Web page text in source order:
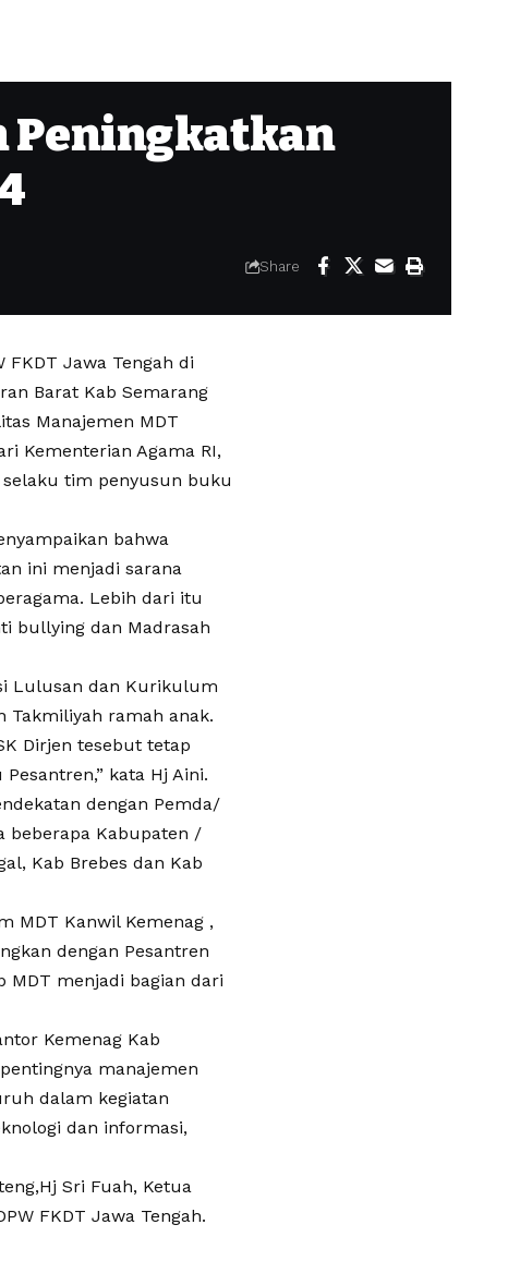
Peningkatkan
Share
Jawa Tengah di
Barat Kab Semarang
Manajemen MDT
Kementerian Agama RI,
tim penyusun buku
bahwa
ini menjadi sarana
Lebih dari itu
bullying dan Madrasah
Lulusan dan Kurikulum
Takmiliyah ramah anak.
Dirjen tesebut tetap
kata Hj Aini.
dengan Pemda/
beberapa Kabupaten /
Kab Brebes dan Kab
MDT Kanwil Kemenag ,
dengan Pesantren
MDT menjadi bagian dari
Kemenag Kab
manajemen
dalam kegiatan
dan informasi,
Sri Fuah, Ketua
FKDT Jawa Tengah.